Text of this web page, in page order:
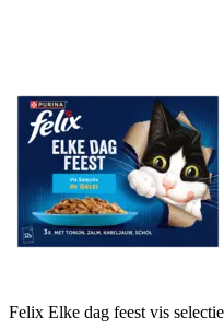
Felix Elke dag feest vis